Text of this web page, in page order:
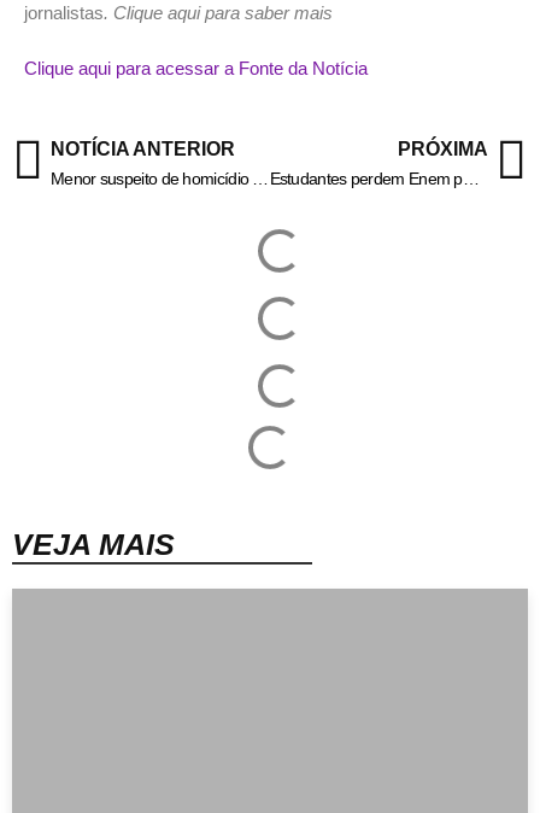
jornalistas. Clique aqui para saber mais
Clique aqui para acessar a Fonte da Notícia
NOTÍCIA ANTERIOR PRÓXIMA
Estudantes perdem Enem por falta de documentos em Volta Redonda
VEJA MAIS